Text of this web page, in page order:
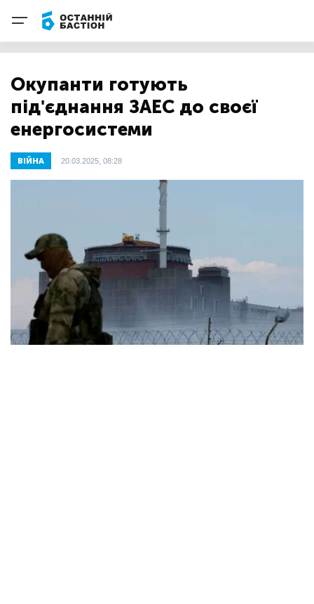
Окупанти готують
під'єднання ЗАЕС до своєї
енергосистеми
ВІЙНА 20.03.2025, 08:28